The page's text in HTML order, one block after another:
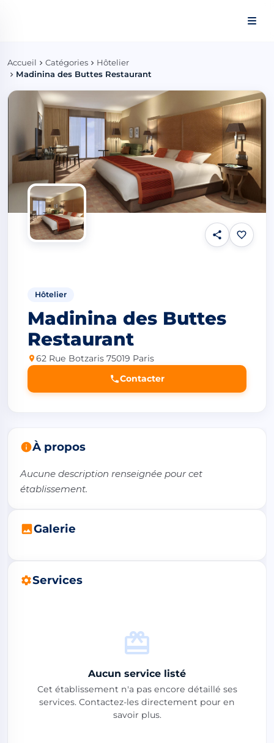
Accueil Catégories
Hôtelier
Madinina des Buttes Restaurant
Hôtelier
Madinina des Buttes
Restaurant
62 Rue Botzaris 75019 Paris
Contacter
À propos
Aucune description renseignée pour cet
établissement.
Galerie
Services
Aucun service listé
Cet établissement n'a pas encore détaillé ses
services. Contactez-les directement pour en
savoir plus.